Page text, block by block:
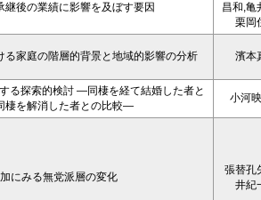
継後の業績に影響を及ぼす要因
昌和,亀
栗岡
る家庭の階層的背景と地域的影響の分析 濱本
る探索的検討 ―同棲を経て結婚した者と
棲を解消した者との比較―
小河
にみる無党派層の変化
張替孔
井紀